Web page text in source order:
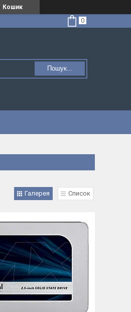
Кошик
Пошук...
Галерея Список